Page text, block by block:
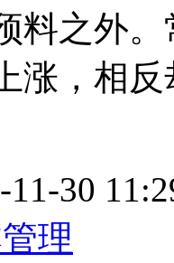
料之外
涨，相
11-30